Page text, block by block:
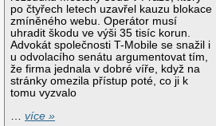
po čtyřech letech uzavřel kauzu blokace
zmíněného webu. Operátor musí
uhradit škodu ve výši 35 tisíc korun.
Advokát společnosti T-Mobile se snažil i
u odvolacího senátu argumentovat tím,
že firma jednala v dobré víře, když na
stránky omezila přístup poté, co ji k
tomu vyzvalo
…více »